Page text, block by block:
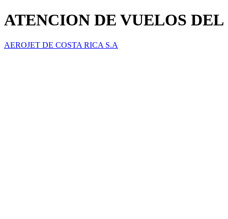
ATENCION DE VUELOS DEL
AEROJET DE COSTA RICA S.A